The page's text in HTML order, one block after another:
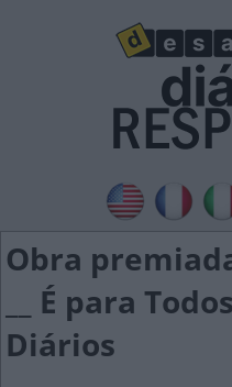
Obra
__ É para
Diários